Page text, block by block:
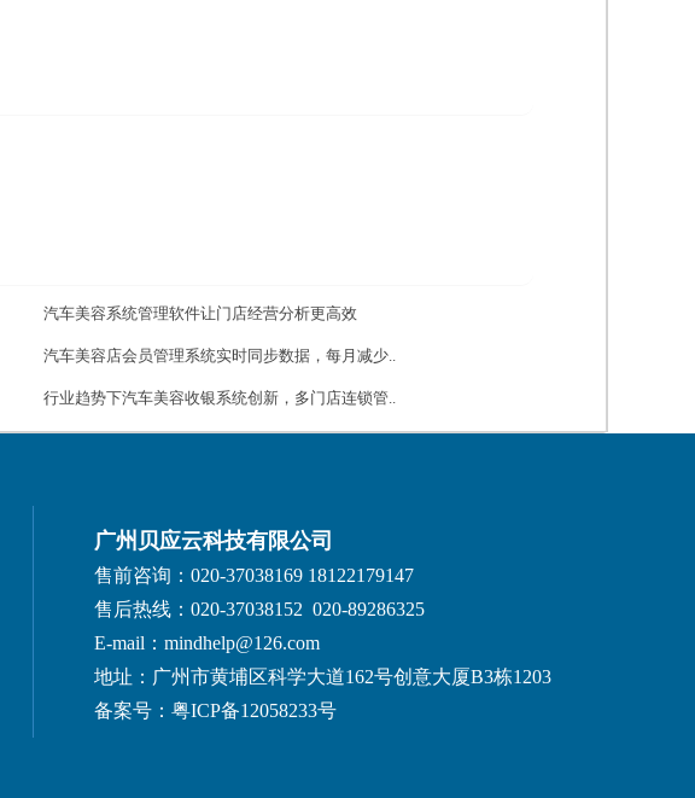
汽车美容系统管理软件让门店经营分析更高效
汽车美容店会员管理系统实时同步数据，每月减少..
行业趋势下汽车美容收银系统创新，多门店连锁管..
广州贝应云科技有限公司
售前咨询：020-37038169 18122179147
售后热线：020-37038152 020-89286325
E-mail：mindhelp@126.com
地址：广州市黄埔区科学大道162号创意大厦B3栋1203
备案号：粤ICP备12058233号